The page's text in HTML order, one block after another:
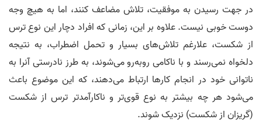
در جهت رسیدن به موفقیت، تلاش مضاعف کنند، اما به هیچ وجه
دوست خوبی نیست. علاوه بر این، زمانی که افراد دچار این نوع ترس
از شکست، علارغم تلاش‌های بسیار و تحمل اضطراب، به نتیجه
دلخواه نمی‌رسند و با ناکامی روبه‌رو می‌شوند، به طرز نادرستی آنرا به
ناتوانی خود در انجام کارها ارتباط می‌دهند، که این موضوع باعث
می‌شود هر چه بیشتر به نوع قوی‌تر و ناکارآمدتر ترس از شکست
(گریزان از شکست) نزدیک شوند.